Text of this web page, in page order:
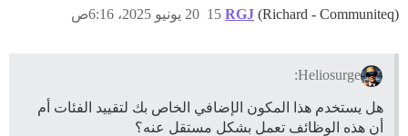
RGJ (Richard - Communiteq) 20 يونيو 2025، 6:16ص 15
Heliosurge:
هل يستخدم هذا المكون الإضافي الخاص بك لتقييد الفئات أم
أن هذه الوظائف تعمل بشكل مستقل عنه؟